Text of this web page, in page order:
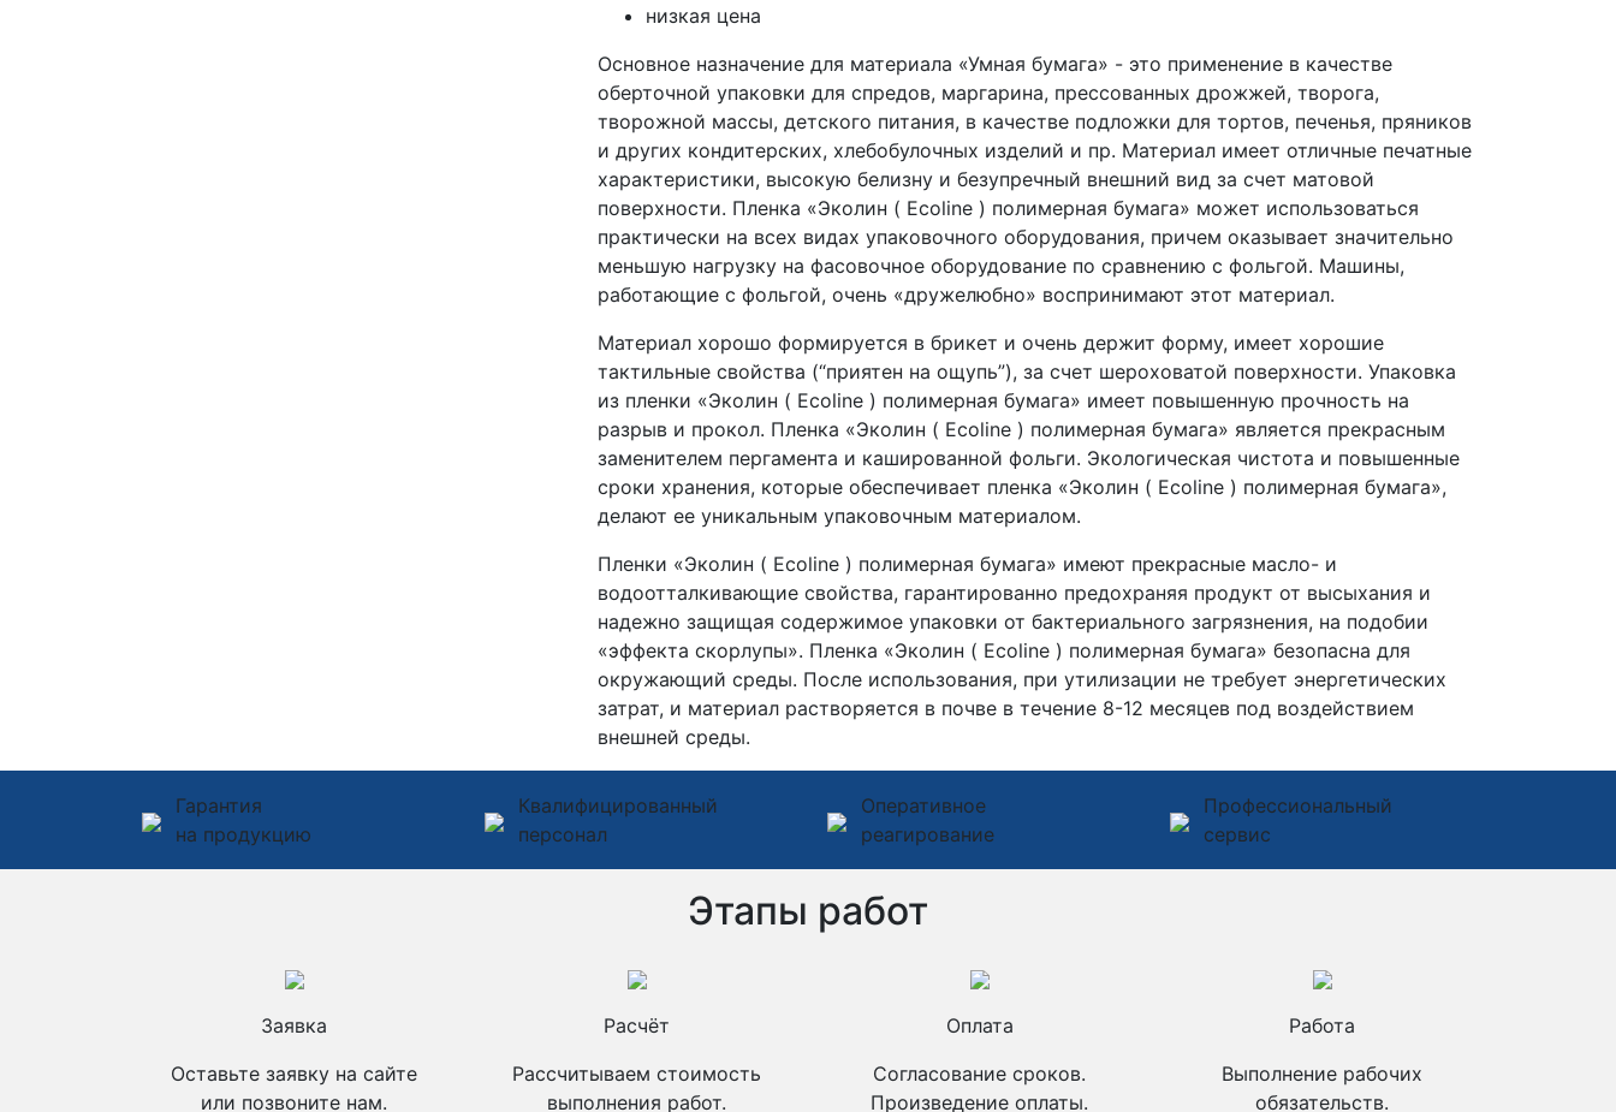
низкая цена
Основное назначение для материала «Умная бумага» - это применение в качестве
оберточной упаковки для спредов, маргарина, прессованных дрожжей, творога,
творожной массы, детского питания, в качестве подложки для тортов, печенья, пряников
и других кондитерских, хлебобулочных изделий и пр. Материал имеет отличные печатные
характеристики, высокую белизну и безупречный внешний вид за счет матовой
поверхности. Пленка «Эколин ( Ecoline ) полимерная бумага» может использоваться
практически на всех видах упаковочного оборудования, причем оказывает значительно
меньшую нагрузку на фасовочное оборудование по сравнению с фольгой. Машины,
работающие с фольгой, очень «дружелюбно» воспринимают этот материал.
Материал хорошо формируется в брикет и очень держит форму, имеет хорошие
тактильные свойства (“приятен на ощупь”), за счет шероховатой поверхности. Упаковка
из пленки «Эколин ( Ecoline ) полимерная бумага» имеет повышенную прочность на
разрыв и прокол. Пленка «Эколин ( Ecoline ) полимерная бумага» является прекрасным
заменителем пергамента и кашированной фольги. Экологическая чистота и повышенные
сроки хранения, которые обеспечивает пленка «Эколин ( Ecoline ) полимерная бумага»,
делают ее уникальным упаковочным материалом.
Пленки «Эколин ( Ecoline ) полимерная бумага» имеют прекрасные масло- и
водоотталкивающие свойства, гарантированно предохраняя продукт от высыхания и
надежно защищая содержимое упаковки от бактериального загрязнения, на подобии
«эффекта скорлупы». Пленка «Эколин ( Ecoline ) полимерная бумага» безопасна для
окружающий среды. После использования, при утилизации не требует энергетических
затрат, и материал растворяется в почве в течение 8-12 месяцев под воздействием
внешней среды.
Гарантия
на продукцию
Квалифицированный
персонал
Оперативное
реагирование
Профессиональный
сервис
Этапы работ
Заявка
Оставьте заявку на сайте
или позвоните нам.
Расчёт
Рассчитываем стоимость
выполнения работ.
Оплата
Согласование сроков.
Произведение оплаты.
Работа
Выполнение рабочих
обязательств.